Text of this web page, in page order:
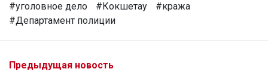
#уголовное дело
#Кокшетау
#кража
#Департамент полиции
Предыдущая новость